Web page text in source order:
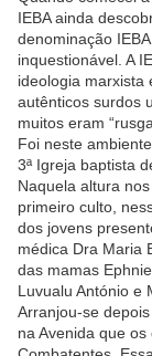
IEBA ainda
denominação
inquestionável. A
ideologia marxista
autênticos surdos
muitos eram
Foi neste
3ª Igreja baptista
Naquela altura
primeiro culto,
dos jovens
médica Dra Maria
das mamas
Luvualu António e
Arranjou-se
na Avenida que